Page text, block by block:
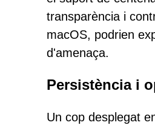
transparència i
macOS, podrien
d'amenaça.
Persistència i
Un cop desplegat